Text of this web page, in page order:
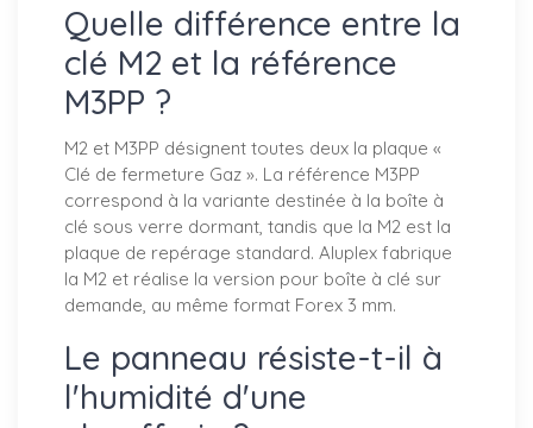
Quelle différence entre la
clé M2 et la référence
M3PP ?
M2 et M3PP désignent toutes deux la plaque «
Clé de fermeture Gaz ». La référence M3PP
correspond à la variante destinée à la boîte à
clé sous verre dormant, tandis que la M2 est la
plaque de repérage standard. Aluplex fabrique
la M2 et réalise la version pour boîte à clé sur
demande, au même format Forex 3 mm.
Le panneau résiste-t-il à
l'humidité d'une